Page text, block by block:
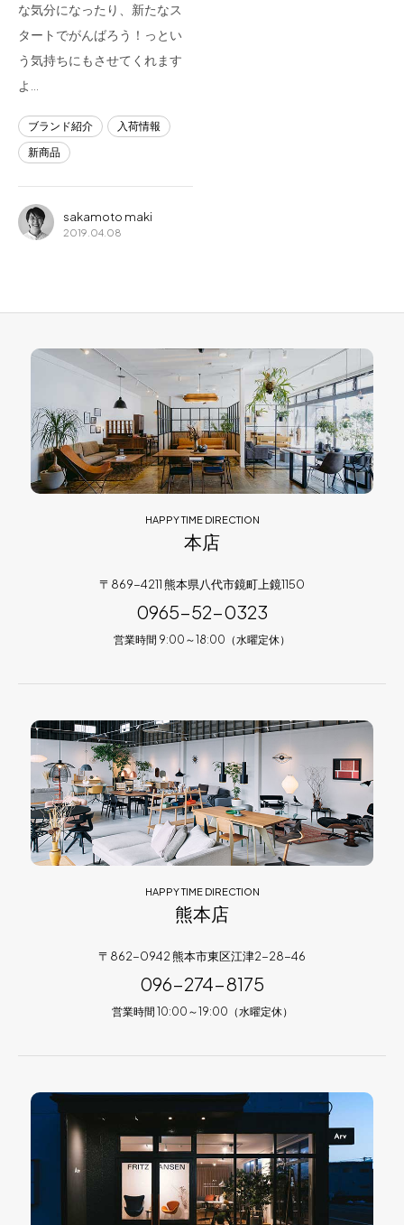
な気分になったり、新たなス
タートでがんばろう！っとい
う気持ちにもさせてくれます
よ…
ブランド紹介
入荷情報
新商品
sakamoto maki
2019.04.08
HAPPY TIME DIRECTION
本店
〒869-4211 熊本県八代市鏡町上鏡1150
0965-52-0323
営業時間 9:00～18:00（水曜定休）
HAPPY TIME DIRECTION
熊本店
〒862-0942 熊本市東区江津2-28-46
096-274-8175
営業時間 10:00～19:00（水曜定休）